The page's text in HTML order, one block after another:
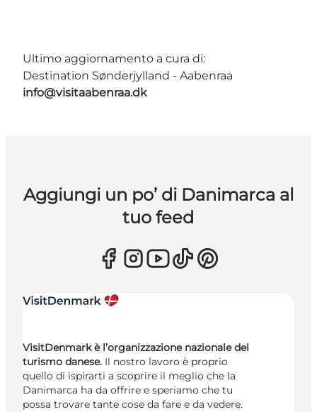
Ultimo aggiornamento a cura di:
Destination Sønderjylland - Aabenraa
info@visitaabenraa.dk
Aggiungi un po’ di Danimarca al
tuo feed
VisitDenmark è l’organizzazione nazionale del
turismo danese. Il nostro lavoro è proprio
quello di ispirarti a scoprire il meglio che la
Danimarca ha da offrire e speriamo che tu
possa trovare tante cose da fare e da vedere.